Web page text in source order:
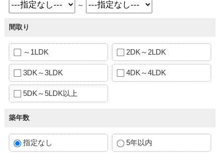
～
間取り
～1LDK 2DK～2LDK
3DK～3LDK 4DK～4LDK
5DK～5LDK以上
築年数
指定なし 5年以内